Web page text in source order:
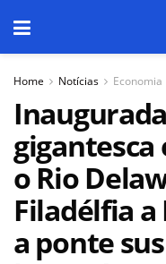
Home Notícias Economia
o Rio
Filadélfia a
a ponte